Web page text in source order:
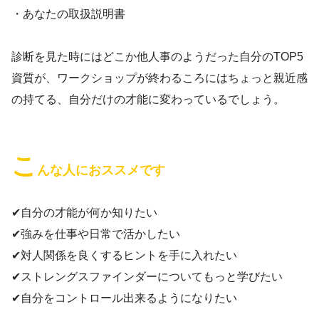
・あなたの取扱説明書
診断を見た時にはどこか他人事のようだった自分のTOP5
資質が、ワークショップが終わるころにはちょっと親近感
の持てる、自分だけの才能に変わっているでしょう。
こ んな人におススメです
✔自分の才能が何か知りたい
✔強みを仕事や日常で活かしたい
✔対人関係を良くするヒントを手に入れたい
✔ストレングスファインダーについてもっと学びたい
✔自分をコントロール出来るようになりたい